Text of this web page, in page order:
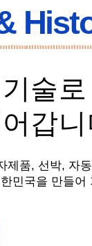
술로
갑
제품, 선박, 자동
민국을 만들어